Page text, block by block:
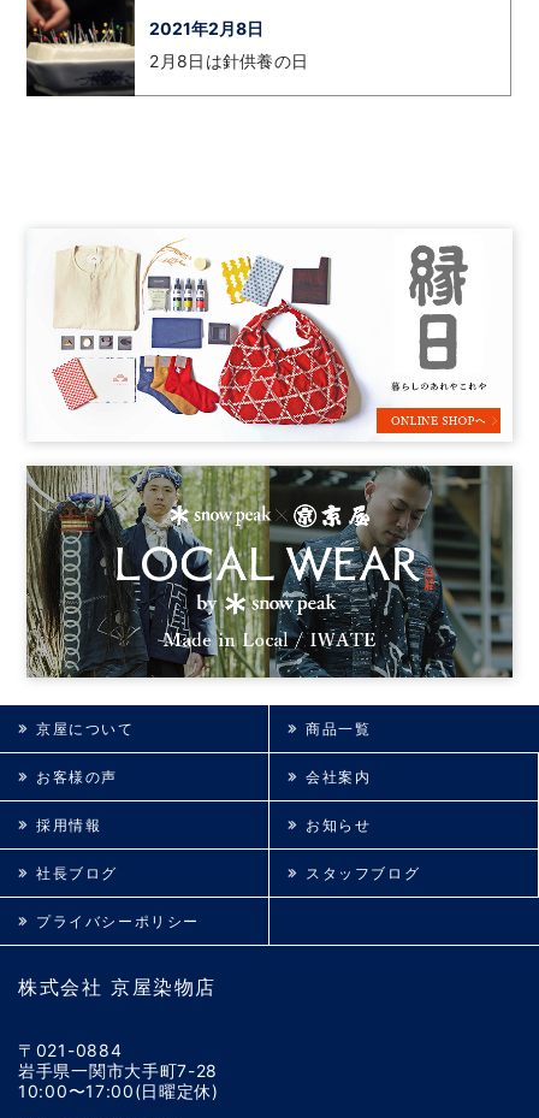
2021年2月8日
2月8日は針供養の日
株式会社 京屋染物店
〒021-0884
岩手県一関市大手町7-28
10:00〜17:00(日曜定休)
京屋について 商品一覧
お客様の声 会社案内
採用情報 お知らせ
社長ブログ スタッフブログ
プライバシーポリシー